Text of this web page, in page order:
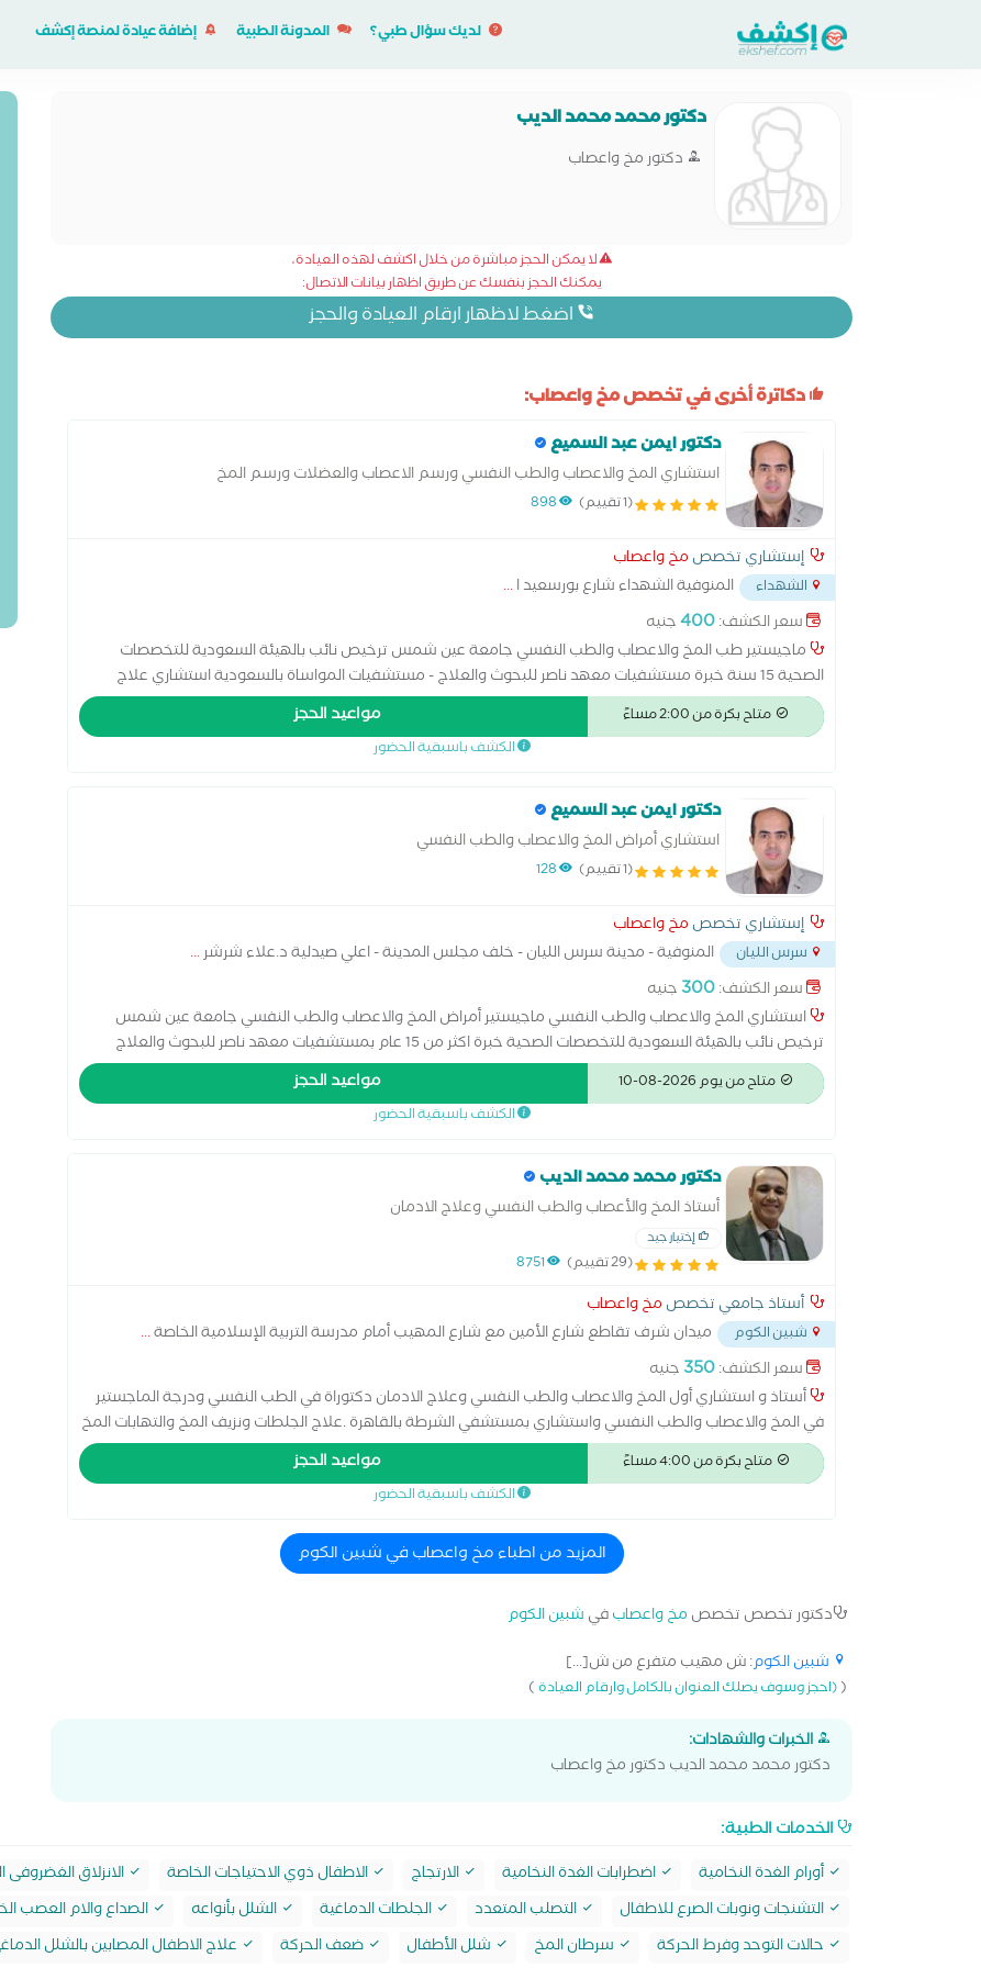
لديك سؤال طبي؟ المدونة الطبية إضافة عيادة لمنصة إكشف
دكتور محمد محمد الديب
دكتور مخ واعصاب
لا يمكن الحجز مباشرة من خلال اكشف لهذه العيادة،
يمكنك الحجز بنفسك عن طريق اظهار بيانات الاتصال:
اضغط لاظهار ارقام العيادة والحجز
دكاترة أخرى في تخصص مخ واعصاب:
دكتور ايمن عبد السميع
استشاري المخ والاعصاب والطب النفسي ورسم الاعصاب والعضلات ورسم المخ
(1 تقييم) 898
إستشاري تخصص مخ واعصاب
الشهداء المنوفية الشهداء شارع بورسعيد ا...
سعر الكشف:400جنيه
ماجيستير طب المخ والاعصاب والطب النفسي جامعة عين شمس ترخيص نائب بالهيئة السعودية للتخصصات
الصحية 15 سنة خبرة مستشفيات معهد ناصر للبحوث والعلاج - مستشفيات المواساة بالسعودية استشاري علاج
جلطات ونزيف المخ والتشنجات والصداع والانزلاق الغضروفي والشلل الرعاش وأمراض العضلات والزهايمر استشاري
رسم الاعصاب والعضلات ورسم المخ وحقن البوتكس للصداع المزمن وتيبس العضلات
متاح بكرة من 2:00 مساءً مواعيد الحجز
الكشف باسبقية الحضور
دكتور ايمن عبد السميع
استشاري أمراض المخ والاعصاب والطب النفسي
(1 تقييم) 128
إستشاري تخصص مخ واعصاب
سرس الليان المنوفية - مدينة سرس الليان - خلف مجلس المدينة - اعلي صيدلية د.علاء شرشر...
سعر الكشف:300 جنيه
استشاري المخ والاعصاب والطب النفسي ماجيستير أمراض المخ والاعصاب والطب النفسي جامعة عين شمس
ترخيص نائب بالهيئة السعودية للتخصصات الصحية خبرة اكثر من 15 عام بمستشفيات معهد ناصر للبحوث والعلاج
بالقاهرة ومجموعة المواساة الطبية بالسعودية رسم المخ للاطفال والكبار رسم الاعصاب والعضلات حقن البوتكس
للصداع وتيبس العضلات
متاح من يوم 2026-08-10 مواعيد الحجز
الكشف باسبقية الحضور
دكتور محمد محمد الديب
أستاذ المخ والأعصاب والطب النفسي وعلاج الادمان
إختيار جيد
(29 تقييم) 8751
أستاذ جامعي تخصص مخ واعصاب
شبين الكوم ميدان شرف تقاطع شارع الأمين مع شارع المهيب أمام مدرسة التربية الإسلامية الخاصة...
سعر الكشف:350 جنيه
أستاذ و استشاري أول المخ والاعصاب والطب النفسي وعلاج الادمان دكتوراة في الطب النفسي ودرجة الماجستير
في المخ والاعصاب والطب النفسي واستشاري بمستشفي الشرطة بالقاهرة .علاج الجلطات ونزيف المخ والتهابات المخ
والامراض النفسية والادمان والشلل الرعاش والام الظهر والرقبة والاضطرابات الجنسية والصداع والصرع وامراض المخ
والاعصاب للاطفال والامراض النفسية في الاطفال والتوحد وفرط الحركة ونقص الانتباه وضعف الذكاء والتأخر الدراسي
والتدخين والمشاكل الزوجية والتحليل النفسي وعمل الجلسات النفسية
متاح بكرة من 4:00 مساءً مواعيد الحجز
الكشف باسبقية الحضور
المزيد من اطباء مخ واعصاب في شبين الكوم
دكتور تخصص تخصص مخ واعصابفي شبين الكوم
شبين الكوم: ش مهيب متفرع من ش[...]
((احجز وسوف يصلك العنوان بالكامل وارقام العيادة)
الخبرات والشهادات:
دكتور محمد محمد الديب دكتور مخ واعصاب
الخدمات الطبية:
أورام الغدة النخامية اضطرابات الغدة النخامية الارتجاج الاطفال ذوي الاحتياجات الخاصة الانزلاق
التشنجات ونوبات الصرع للاطفال
التصلب المتعدد الجلطات الدماغية الشلل بأنواعه الصداع والام العصب
حالات التوحد وفرط الحركة
سرطان المخ شلل الأطفال ضعف الحركة علاج الاطفال المصابين بالشلل